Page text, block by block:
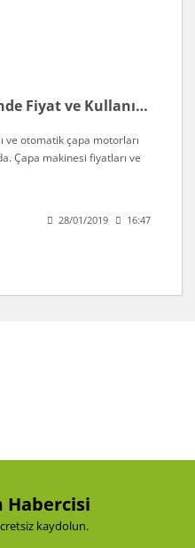
Çapa Makinesi Seçiminde Fiyat ve Kullanım Alanı Rehberi | enbahce.com
ve otomatik çapa motorları
Çapa makinesi fiyatları ve
28/01/2019 16:47
kaydolun.